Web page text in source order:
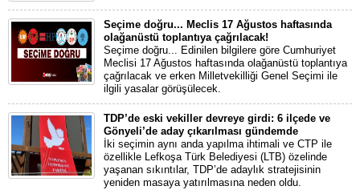
Seçime doğru... Meclis 17 Ağustos haftasında
olağanüstü toplantıya çağrılacak!
Seçime doğru... Edinilen bilgilere göre Cumhuriyet
Meclisi 17 Ağustos haftasında olağanüstü toplantıya
çağrılacak ve erken Milletvekilliği Genel Seçimi ile
ilgili yasalar görüşülecek.
TDP’de eski vekiller devreye girdi: 6 ilçede ve
Gönyeli’de aday çıkarılması gündemde
İki seçimin aynı anda yapılma ihtimali ve CTP ile
özellikle Lefkoşa Türk Belediyesi (LTB) özelinde
yaşanan sıkıntılar, TDP’de adaylık stratejisinin
yeniden masaya yatırılmasına neden oldu.